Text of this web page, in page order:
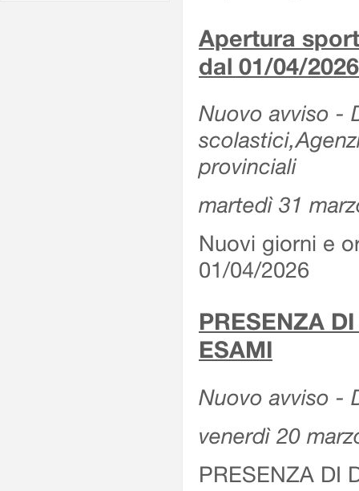
Apertura
dal 01/04/2026
Nuovo avviso -
provinciali
martedì 31
Nuovi giorni e
01/04/2026
PRESENZA
ESAMI
Nuovo avviso -
venerdì 20
PRESENZA DI